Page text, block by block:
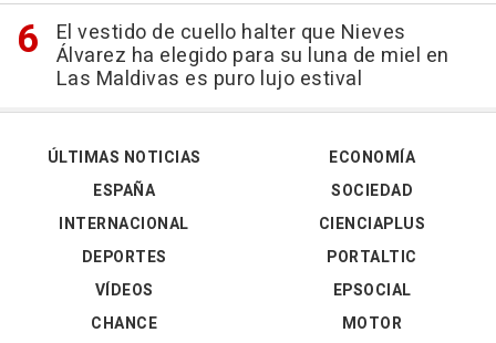
El vestido de cuello halter que Nieves
Álvarez ha elegido para su luna de miel en
Las Maldivas es puro lujo estival
ÚLTIMAS NOTICIAS
ESPAÑA
INTERNACIONAL
DEPORTES
VÍDEOS
ECONOMÍA
SOCIEDAD
CIENCIAPLUS
PORTALTIC
EPSOCIAL
CHANCE
MOTOR